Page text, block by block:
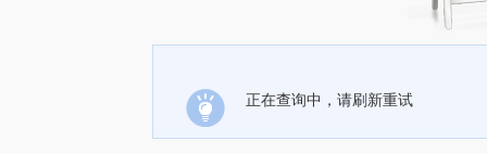
正在查询中，请刷新重试